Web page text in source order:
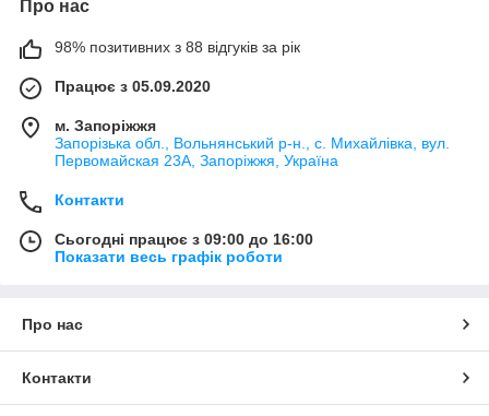
Про нас
98% позитивних з 88 відгуків за рік
Працює з 05.09.2020
м. Запоріжжя
Запорізька обл., Вольнянський р-н., с. Михайлівка, вул.
Первомайская 23А, Запоріжжя, Україна
Контакти
Сьогодні працює з 09:00 до 16:00
Показати весь графік роботи
Про нас
Контакти